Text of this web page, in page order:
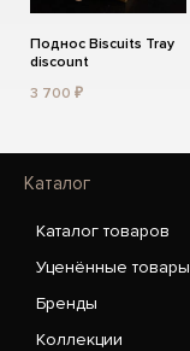
Поднос Biscuits Tray
discount
3 700 ₽
Каталог
Каталог товаров
Уценённые товары
Бренды
Коллекции